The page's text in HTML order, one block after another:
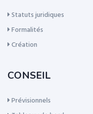
Statuts juridiques
Formalités
Création
CONSEIL
Prévisionnels